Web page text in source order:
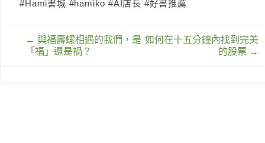
#Hami書城 #hamiko #AI店長 #好書推薦
文
章
← 與福壽螺相遇的我們，是
「福」還是禍？
如何在十五分鐘內找到完美
的股票 →